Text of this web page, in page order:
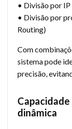
• Divisão por
• Divisão por
Routing)
Com
sistema pode
precisão,
dinâmica